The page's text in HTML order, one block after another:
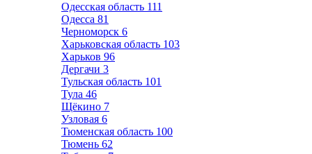
Одесская область 111
Одесса 81
Черноморск 6
Харьковская область 103
Харьков 96
Дергачи 3
Тульская область 101
Тула 46
Щёкино 7
Узловая 6
Тюменская область 100
Тюмень 62